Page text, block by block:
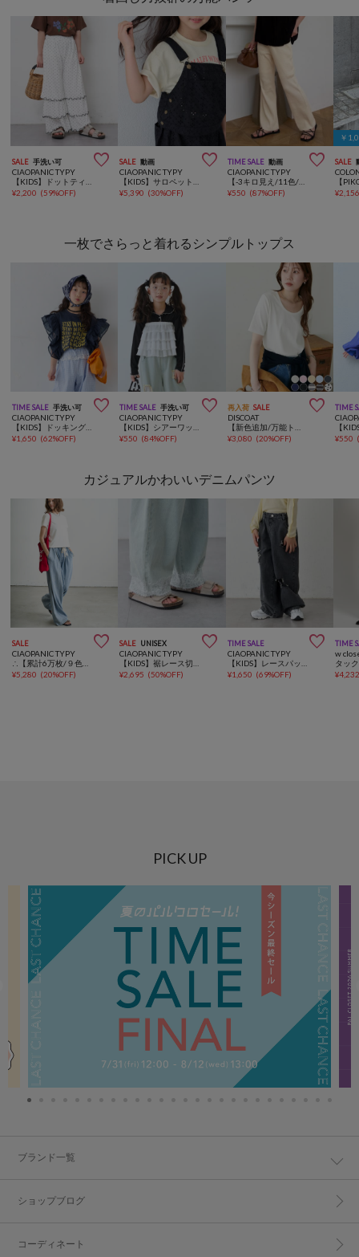
SALE 手洗い可 
CIAOPANIC TYPY
¥2,200 (59%OFF)
SALE 動画 
CIAOPANIC TYPY
¥5,390 (30%OFF)
TIME SALE 動画 
CIAOPANIC TYPY
【-3キロ見え/11色/低身長・高身長対応】すっきりシルエットリブパンツ
¥550 (87%OFF)
￥
SALE
¥
一枚でさらっと着れるシンプルトップス
TIME SALE 手洗い可 
CIAOPANIC TYPY
¥1,650 (62%OFF)
TIME SALE 手洗い可 
CIAOPANIC TYPY
¥550 (84%OFF)
再入荷 SALE 
DISCOAT
¥3,080 (20%OFF)
TIME
¥550
カジュアルかわいいデニムパンツ
SALE 
CIAOPANIC TYPY
¥5,280 (20%OFF)
SALE UNISEX 
CIAOPANIC TYPY
¥2,695 (50%OFF)
TIME SALE 
CIAOPANIC TYPY
¥1,650 (69%OFF)
TIME
w
¥
PICK UP
ブランド一覧
ショップブログ
コーディネート